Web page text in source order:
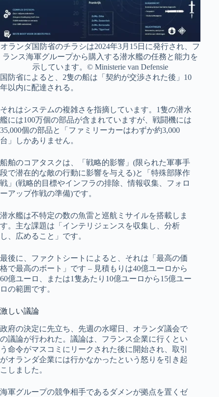
オランダ国防省のチラシは2024年3月15日に発行され、フ
ランス海軍グループから購入する潜水艦の任務と能力を
示しています。© Ministerie van Defensie
国防省によると、2隻の船は「契約が交渉された後」10
年以内に配達される。
それはシステムの複雑さを指摘しています。1隻の潜水
艦には100万個の部品が含まれていますが、戦闘機には
35,000個の部品と「ファミリーカーはわずか約3,000
台」しかありません。
船舶のコアタスクは、「戦略的影響」(限られた軍事手
段で潜在的な敵の行動に影響を与える)と「特殊部隊作
戦」(戦略的目標やインフラの排除、情報収集、フォロ
ーアップ作戦の準備)です。
潜水艦は不特定の数の魚雷と巡航ミサイルを搭載しま
す。主な課題は「インテリジェンスを収集し、分析
し、広めること」です。
最後に、ファクトシートによると、それは「最高の価
格で最高のボート」です – 見積もりは40億ユーロから
60億ユーロ、または1隻あたり10億ユーロから15億ユー
ロの範囲です。
激しい議論
政府の決定に先立ち、先週の水曜日、オランダ議会で
の議論が行われた。議論は、フランス企業に行くとい
う命令がマスコミにリークされた後に開始され、取引
がオランダ企業には行かなかったという怒りを引き起
こしました。
海軍グループの競争相手であるダメンが拠点を置くゼ